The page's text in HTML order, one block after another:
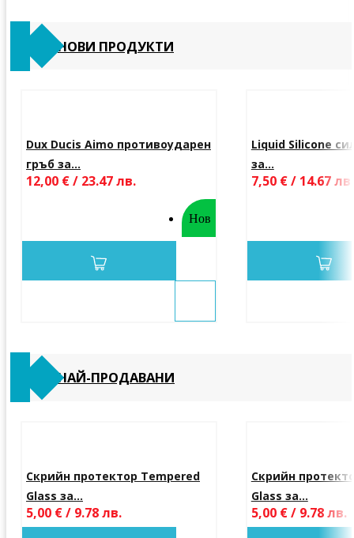
НОВИ ПРОДУКТИ
Dux Ducis Aimo противоударен
гръб за...
12,00 € / 23.47 лв.
Нов
Liquid Silicone
за...
7,50 € / 14.67 лв.
НАЙ-ПРОДАВАНИ
Скрийн протектор Tempered
Glass за...
5,00 € / 9.78 лв.
Скрийн
Glass за...
5,00 € / 9.78 лв.